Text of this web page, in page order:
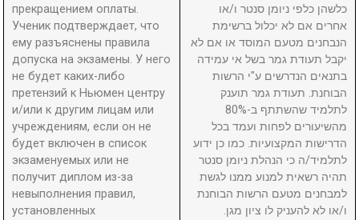
прекращением оплаты.
Ученик подтверждает, что
ему разъяснены правила
допуска на экзамены. У него
не будет каких-либо
претензий к Ньюмен центру
и/или к другим лицам или
учреждениям, если он не
будет включен в список
экзаменуемых или не
получит диплом из-за
невыполнения правил,
установленных
כלשהן כלפי ניומן סנטר ו/או
אחרים אם לא יכלול ברשימת
הנבחנים מטעם המוסד או אם לא
יקבל תעודת גמר בשל אי עמידה
בתנאים הנדרשים ע"י הרשות
הבוחנת. תעודת גמר תוענק
לתלמיד שהשתתף ב-80%
מהשיעורים לפחות ועמד בכל
הדרישות המקצועיות. כמו כן ידוע
לתלמיד/ה כי הנהלת ניומן סנטר
תהיה רשאית למנוע ממנו לגשת
למבחנים מטעם הרשות הבוחנת
ו/או לא להעניק לו ציון מגן.